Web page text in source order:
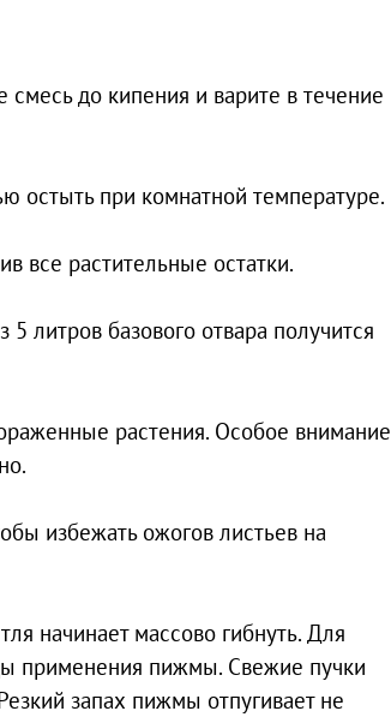
до кипения и варите в течение
остыть при комнатной температуре.
все растительные остатки.
литров базового отвара получится
растения. Особое внимание
избежать ожогов листьев на
начинает массово гибнуть. Для
применения пижмы. Свежие пучки
запах пижмы отпугивает не